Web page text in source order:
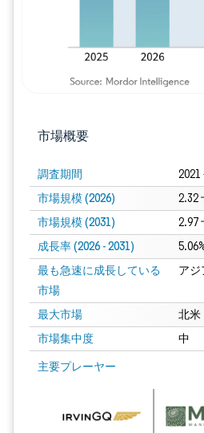
市場概要
調査期間 2021
市場規模 (2026) 2.32
市場規模 (2031) 2.97
成長率 (2026 - 2031)
最も急速に成長している
市場
アジ
最大市場 北米
市場集中度 中
主要プレーヤー
画像 © Mordor Intelligence。再利用に